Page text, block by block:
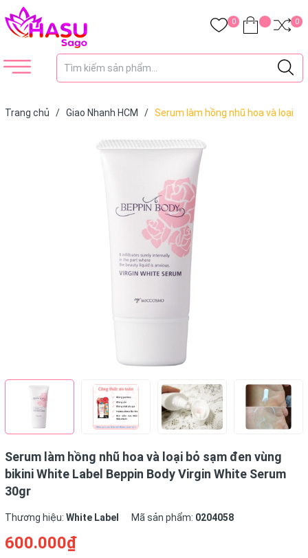
0 0
Trang chủ / Giao Nhanh HCM / Serum làm hồng nhũ hoa và loại
Serum làm hồng nhũ hoa và loại bỏ sạm đen vùng
bikini White Label Beppin Body Virgin White Serum
30gr
Thương hiệu: White Label Mã sản phẩm: 0204058
600.000₫